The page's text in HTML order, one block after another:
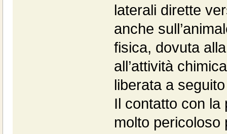
laterali dirette
anche
fisica, dovuta
all’attività
liberata a
Il contatto con la
molto pericoloso